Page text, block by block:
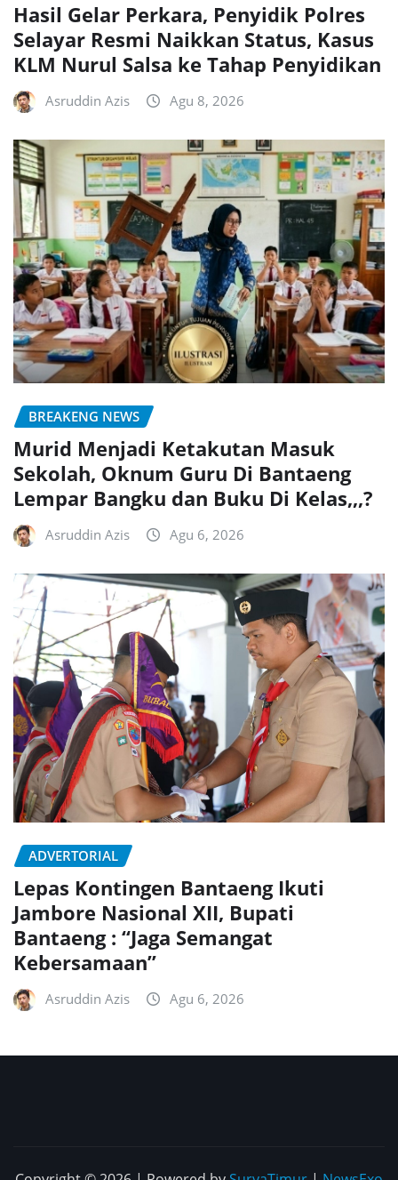
Hasil Gelar Perkara, Penyidik Polres
Selayar Resmi Naikkan Status, Kasus
KLM Nurul Salsa ke Tahap Penyidikan
Asruddin Azis Agu 8, 2026
BREAKENG NEWS
Murid Menjadi Ketakutan Masuk
Sekolah, Oknum Guru Di Bantaeng
Lempar Bangku dan Buku Di Kelas,,,?
Asruddin Azis Agu 6, 2026
ADVERTORIAL
Lepas Kontingen Bantaeng Ikuti
Jambore Nasional XII, Bupati
Bantaeng : “Jaga Semangat
Kebersamaan”
Asruddin Azis Agu 6, 2026